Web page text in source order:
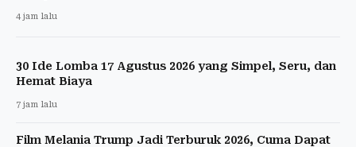
4 jam lalu
30 Ide Lomba 17 Agustus 2026 yang Simpel, Seru, dan
Hemat Biaya
7 jam lalu
Film Melania Trump Jadi Terburuk 2026, Cuma Dapat